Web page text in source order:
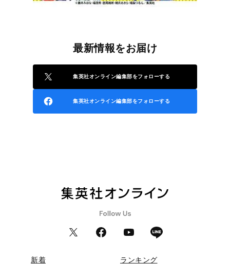
最新情報をお届け
集英社オンライン編集部をフォローする
集英社オンライン編集部をフォローする
新着 ランキング